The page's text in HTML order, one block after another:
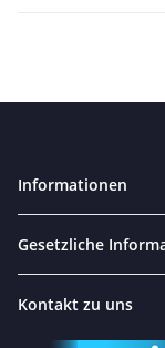
Informationen
Gesetzliche
Kontakt zu uns